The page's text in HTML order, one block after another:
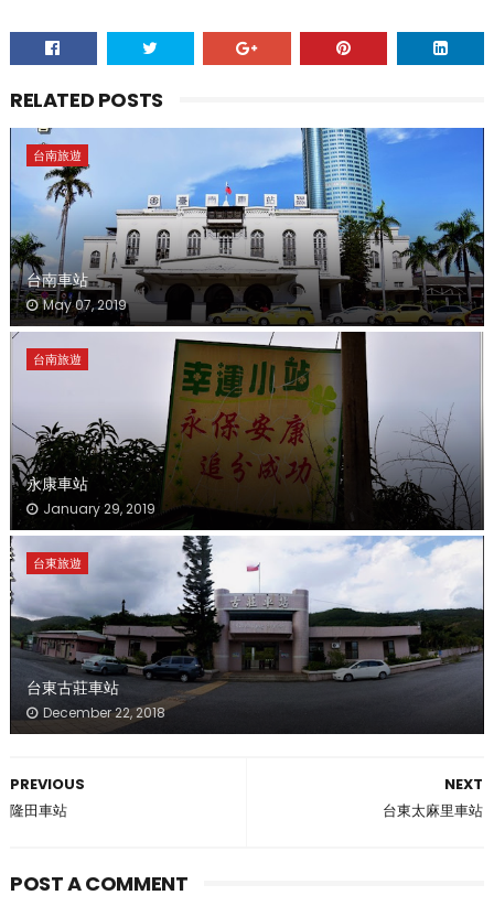
RELATED POSTS
台南旅遊
台南車站
May 07, 2019
台南旅遊
永康車站
January 29, 2019
台東旅遊
台東古莊車站
December 22, 2018
NEXT
台東太麻里車站
PREVIOUS
隆田車站
POST A COMMENT